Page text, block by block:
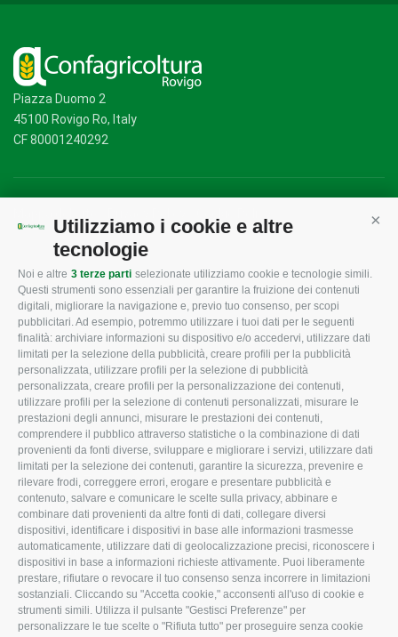
Utilizziamo i cookie e altre
tecnologie
Noi e altre 3 terze parti selezionate utilizziamo cookie e tecnologie simili.
Questi strumenti sono essenziali per garantire la fruizione dei contenuti
digitali, migliorare la navigazione e, previo tuo consenso, per scopi
pubblicitari. Ad esempio, potremmo utilizzare i tuoi dati per le seguenti
finalità: archiviare informazioni su dispositivo e/o accedervi, utilizzare dati
limitati per la selezione della pubblicità, creare profili per la pubblicità
personalizzata, utilizzare profili per la selezione di pubblicità
personalizzata, creare profili per la personalizzazione dei contenuti,
utilizzare profili per la selezione di contenuti personalizzati, misurare le
prestazioni degli annunci, misurare le prestazioni dei contenuti,
comprendere il pubblico attraverso statistiche o la combinazione di dati
provenienti da fonti diverse, sviluppare e migliorare i servizi, utilizzare dati
limitati per la selezione dei contenuti, garantire la sicurezza, prevenire e
rilevare frodi, correggere errori, erogare e presentare pubblicità e
contenuto, salvare e comunicare le scelte sulla privacy, abbinare e
combinare dati provenienti da altre fonti di dati, collegare diversi
dispositivi, identificare i dispositivi in base alle informazioni trasmesse
automaticamente, utilizzare dati di geolocalizzazione precisi, riconoscere i
dispositivi in base a informazioni richieste attivamente. Puoi liberamente
prestare, rifiutare o revocare il tuo consenso senza incorrere in limitazioni
sostanziali. Cliccando su "Accetta cookie," acconsenti all'uso di cookie e
strumenti simili. Utilizza il pulsante "Gestisci Preferenze" per
personalizzare le tue scelte o "Rifiuta tutto" per proseguire senza cookie
Piazza Duomo 2
45100 Rovigo Ro, Italy
CF 80001240292
CONFAGRICOLTURA
ROVIGO
L'Associazione
Missione e Progetto
Organigramma aziendale
I Nostri Servizi
Uffici della Sede
provinciale
Le Sedi di Zona
Agricoltori S.r.l.
Whistleblowing
Confagricoltura Rovigo e
Agricoltori srl
CONFAGRICOLTURA
INFORMA
Tecnico
Fiscale
Lavoro
Ambiente
Associazione
CONFAGRICOLTURA
ATTIVA
Notizie in evidenza
Eventi
Comunicati Stampa
Video